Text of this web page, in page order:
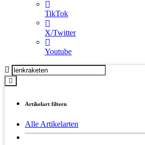
TikTok
X/Twitter
Youtube
Artikelart filtern
Alle Artikelarten